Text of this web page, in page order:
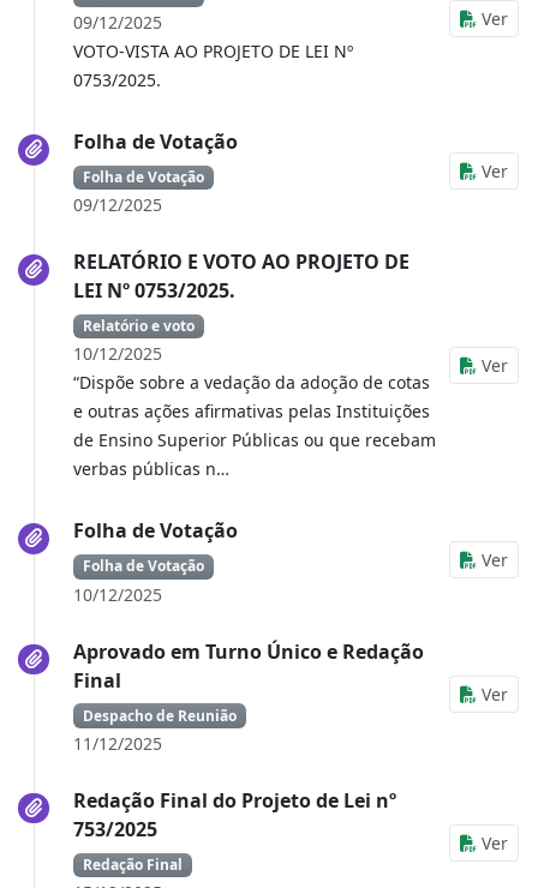
09/12/2025
VOTO-VISTA AO PROJETO DE LEI Nº
0753/2025.
Ver
Folha de Votação
Folha de Votação
09/12/2025
Ver
RELATÓRIO E VOTO AO PROJETO DE
LEI Nº 0753/2025.
Relatório e voto
10/12/2025
“Dispõe sobre a vedação da adoção de cotas
e outras ações afirmativas pelas Instituições
de Ensino Superior Públicas ou que recebam
verbas públicas n…
Ver
Folha de Votação
Folha de Votação
10/12/2025
Ver
Aprovado em Turno Único e Redação
Final
Despacho de Reunião
11/12/2025
Ver
Redação Final do Projeto de Lei nº
753/2025
Redação Final
Ver